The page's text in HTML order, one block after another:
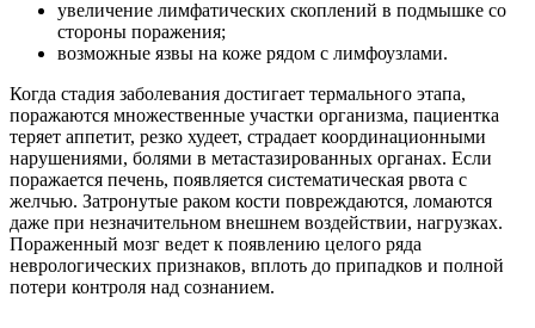
увеличение лимфатических скоплений в подмышке со
стороны поражения;
возможные язвы на коже рядом с лимфоузлами.
Когда стадия заболевания достигает термального этапа,
поражаются множественные участки организма, пациентка
теряет аппетит, резко худеет, страдает координационными
нарушениями, болями в метастазированных органах. Если
поражается печень, появляется систематическая рвота с
желчью. Затронутые раком кости повреждаются, ломаются
даже при незначительном внешнем воздействии, нагрузках.
Пораженный мозг ведет к появлению целого ряда
неврологических признаков, вплоть до припадков и полной
потери контроля над сознанием.